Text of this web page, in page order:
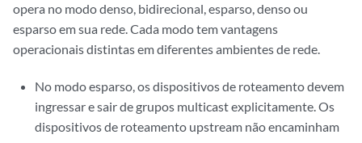
opera no modo denso, bidirecional, esparso, denso ou
esparso em sua rede. Cada modo tem vantagens
operacionais distintas em diferentes ambientes de rede.
No modo esparso, os dispositivos de roteamento devem
ingressar e sair de grupos multicast explicitamente. Os
dispositivos de roteamento upstream não encaminham